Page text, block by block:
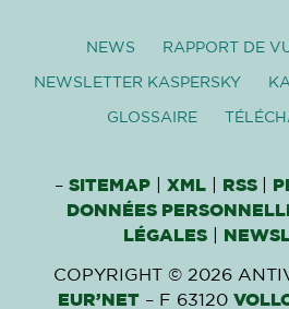
NEWS RAPPORT DE
NEWSLETTER KASPERSKY
GLOSSAIRE
– SITEMAP| XML| RSS
DONNÉES
LÉGALES|
COPYRIGHT © 2026
EUR’NET – F 63120